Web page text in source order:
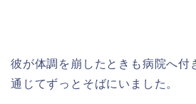
彼が体調を崩したときも病院へ付
通じてずっとそばにいました。